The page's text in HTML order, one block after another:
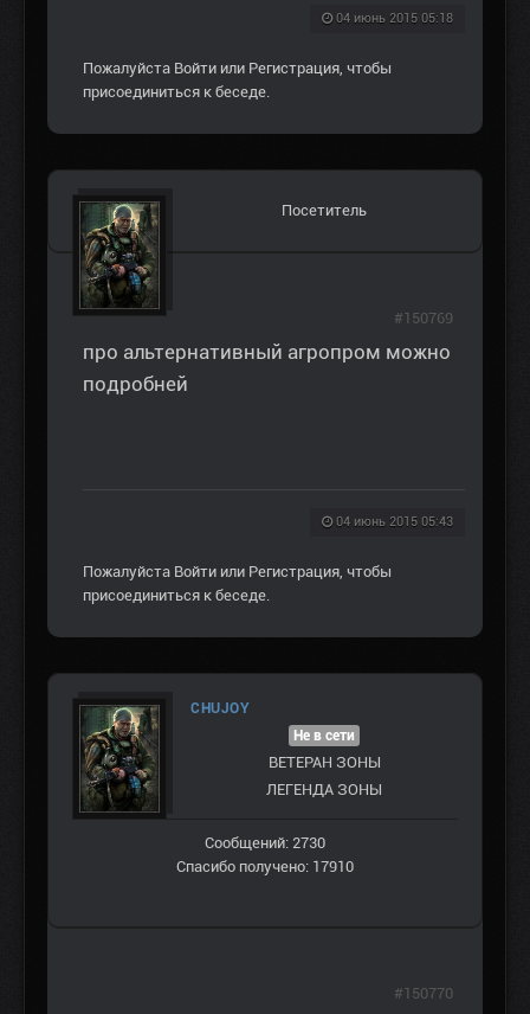
04 июнь 2015 05:18
Пожалуйста Войти или Регистрация, чтобы
присоединиться к беседе.
Посетитель
про альтернативный агропром можно
подробней
04 июнь 2015 05:43
#150769
Пожалуйста Войти или Регистрация, чтобы
присоединиться к беседе.
CHUJOY
Не в сети
ВЕТЕРАН ЗOНЫ
ЛЕГЕНДА ЗОНЫ
Сообщений: 2730
Спасибо получено: 17910
#150770